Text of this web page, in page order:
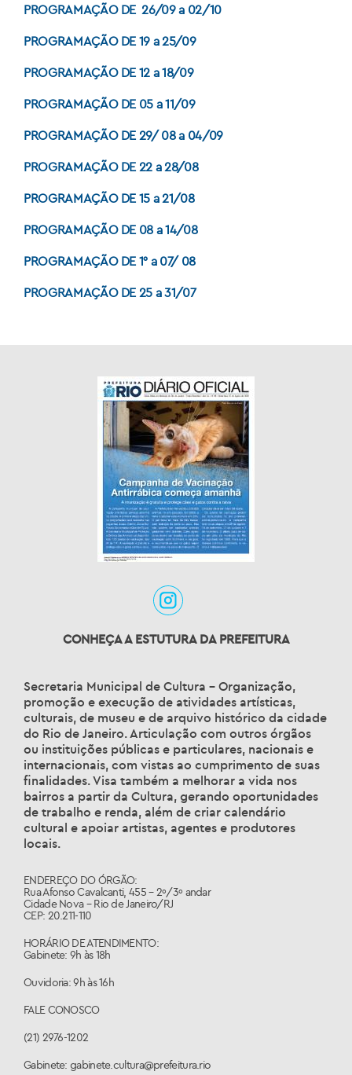
PROGRAMAÇÃO DE 26/09 a 02/10
PROGRAMAÇÃO DE 19 a 25/09
PROGRAMAÇÃO DE 12 a 18/09
PROGRAMAÇÃO DE 05 a 11/09
PROGRAMAÇÃO DE 29/ 08 a 04/09
PROGRAMAÇÃO DE 22 a 28/08
PROGRAMAÇÃO DE 15 a 21/08
PROGRAMAÇÃO DE 08 a 14/08
PROGRAMAÇÃO DE 1° a 07/ 08
PROGRAMAÇÃO DE 25 a 31/07
CONHEÇA A ESTUTURA DA PREFEITURA
Secretaria Municipal de Cultura – Organização,
promoção e execução de atividades artísticas,
culturais, de museu e de arquivo histórico da cidade
do Rio de Janeiro. Articulação com outros órgãos
ou instituições públicas e particulares, nacionais e
internacionais, com vistas ao cumprimento de suas
finalidades. Visa também a melhorar a vida nos
bairros a partir da Cultura, gerando oportunidades
de trabalho e renda, além de criar calendário
cultural e apoiar artistas, agentes e produtores
locais.
ENDEREÇO DO ÓRGÃO:
Rua Afonso Cavalcanti, 455 – 2º/3º andar
Cidade Nova – Rio de Janeiro/RJ
CEP: 20.211-110
HORÁRIO DE ATENDIMENTO:
Gabinete: 9h às 18h
Ouvidoria: 9h às 16h
FALE CONOSCO
(21) 2976-1202
Gabinete: gabinete.cultura@prefeitura.rio